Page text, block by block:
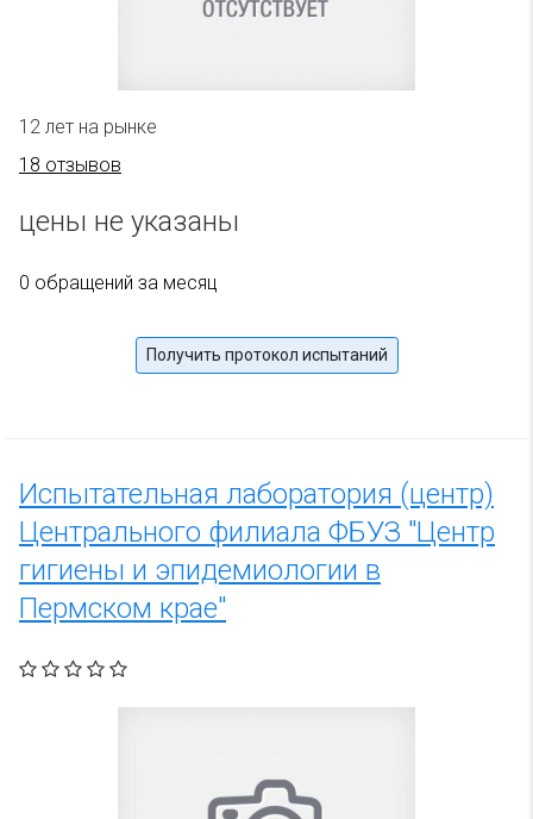
12 лет на рынке
18 отзывов
цены не указаны
0 обращений за месяц
Получить протокол испытаний
Испытательная лаборатория (центр)
Центрального филиала ФБУЗ "Центр
гигиены и эпидемиологии в
Пермском крае"